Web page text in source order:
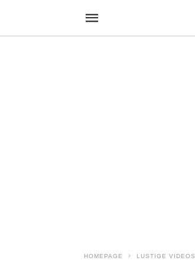
HOMEPAGE LUSTIGE VIDEOS